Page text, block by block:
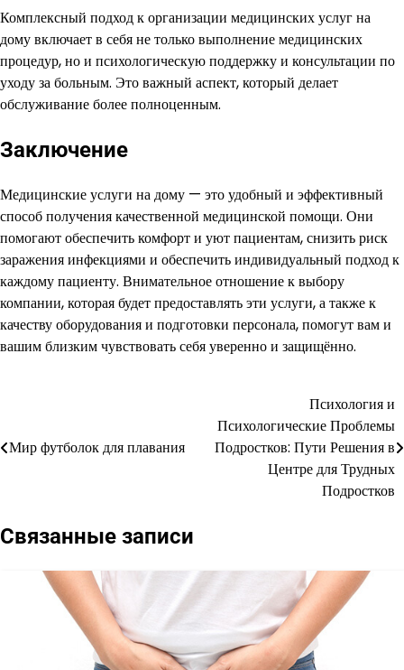
Комплексный подход к организации медицинских услуг на
дому включает в себя не только выполнение медицинских
процедур, но и психологическую поддержку и консультации по
уходу за больным. Это важный аспект, который делает
обслуживание более полноценным.
Заключение
Медицинские услуги на дому — это удобный и эффективный
способ получения качественной медицинской помощи. Они
помогают обеспечить комфорт и уют пациентам, снизить риск
заражения инфекциями и обеспечить индивидуальный подход к
каждому пациенту. Внимательное отношение к выбору
компании, которая будет предоставлять эти услуги, а также к
качеству оборудования и подготовки персонала, помогут вам и
вашим близким чувствовать себя уверенно и защищённо.
по
Мир футболок для плавания
Психология и
Психологические Проблемы
Подростков: Пути Решения в
Центре для Трудных
Подростков
Связанные записи